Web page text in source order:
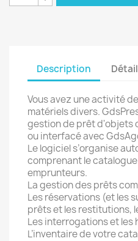
Description
Vous avez une activité
matériels divers.
gestion de prêt d'objets
ou interfacé avec
Le logiciel s’organise
comprenant le
emprunteurs.
La gestion des prêts
Les réservations (et les
prêts et les restitutions,
Les interrogations et les
L’inventaire de votre